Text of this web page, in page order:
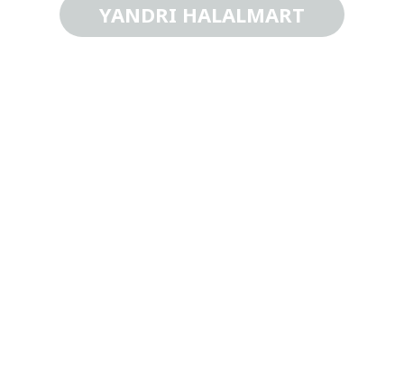
YANDRI HALALMART